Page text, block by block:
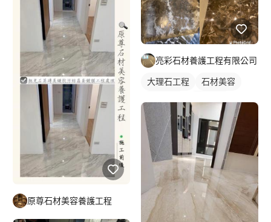
原尊石材美容養護工程
亮彩石材養護工程有限公司
大理石工程
石材美容